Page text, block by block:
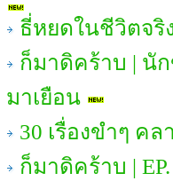
ธี่หยดในชีวิตจริ
ก็มาดิคร้าบ | นั
มาเยือน
30 เรื่องขำๆ ค
ก็มาดิคร้าบ |